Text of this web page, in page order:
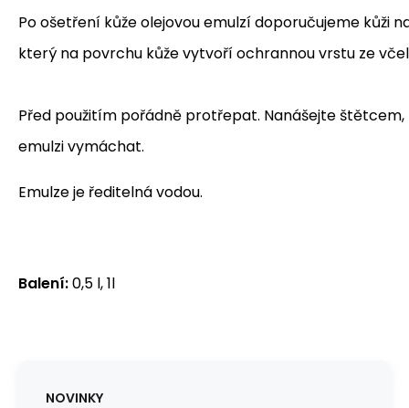
Po ošetření kůže olejovou emulzí doporučujeme kůži
který na povrchu kůže vytvoří ochrannou vrstu ze
Před použitím pořádně protřepat. Nanášejte štětcem,
emulzi vymáchat.
Emulze je ředitelná vodou.
Balení:0,5 l, 1l
NOVINKY